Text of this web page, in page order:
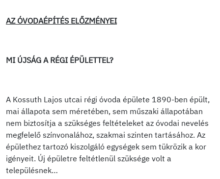
AZ ÓVODAÉPÍTÉS ELŐZMÉNYEI
MI ÚJSÁG A RÉGI ÉPÜLETTEL?
A Kossuth Lajos utcai régi óvoda épülete 1890-ben épült,
mai állapota sem méretében, sem műszaki állapotában
nem biztosítja a szükséges feltételeket az óvodai nevelés
megfelelő színvonalához, szakmai szinten tartásához. Az
épülethez tartozó kiszolgáló egységek sem tükrözik a kor
igényeit. Új épületre feltétlenül szüksége volt a
településnek…